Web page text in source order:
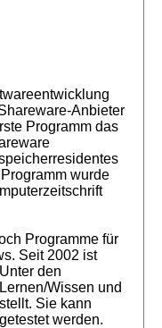
Anbieter
Programm das
wurde
Programme für
Seit 2002 ist
den
Wissen und
Sie kann
werden.